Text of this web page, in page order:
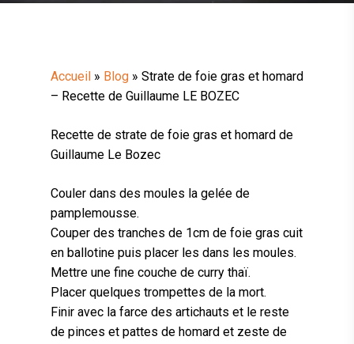
Accueil » Blog » Strate de foie gras et homard
– Recette de Guillaume LE BOZEC
Recette de strate de foie gras et homard de
Guillaume Le Bozec
Couler dans des moules la gelée de
pamplemousse.
Couper des tranches de 1cm de foie gras cuit
en ballotine puis placer les dans les moules.
Mettre une fine couche de curry thaï.
Placer quelques trompettes de la mort.
Finir avec la farce des artichauts et le reste
de pinces et pattes de homard et zeste de